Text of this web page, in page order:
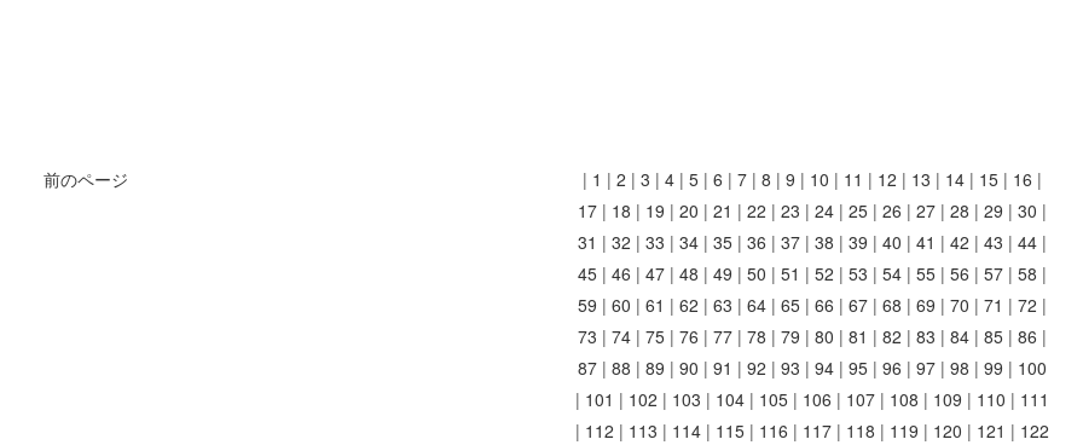
前のページ | 1 | 2 | 3 | 4 | 5 | 6 | 7 | 8 | 9 | 10 | 11 | 12 | 13 | 14 | 15 | 16 |
17 | 18 | 19 | 20 | 21 | 22 | 23 | 24 | 25 | 26 | 27 | 28 | 29 | 30 |
31 | 32 | 33 | 34 | 35 | 36 | 37 | 38 | 39 | 40 | 41 | 42 | 43 | 44 |
45 | 46 | 47 | 48 | 49 | 50 | 51 | 52 | 53 | 54 | 55 | 56 | 57 | 58 |
59 | 60 | 61 | 62 | 63 | 64 | 65 | 66 | 67 | 68 | 69 | 70 | 71 | 72 |
73 | 74 | 75 | 76 | 77 | 78 | 79 | 80 | 81 | 82 | 83 | 84 | 85 | 86 |
87 | 88 | 89 | 90 | 91 | 92 | 93 | 94 | 95 | 96 | 97 | 98 | 99 | 100
| 101 | 102 | 103 | 104 | 105 | 106 | 107 | 108 | 109 | 110 | 111
| 112 | 113 | 114 | 115 | 116 | 117 | 118 | 119 | 120 | 121 | 122